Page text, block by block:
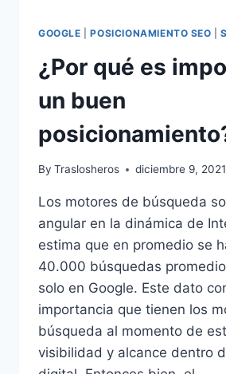
GOOGLE |POSICIONAMIENTO SEO |
¿Por qué es
un buen
By Traslosheros diciembre 9, 2021
Los motores de búsqueda
angular en la dinámica de
estima que en promedio se
40.000 búsquedas
solo en Google. Este dato
importancia que tienen los
búsqueda al momento de
visibilidad y alcance dentro